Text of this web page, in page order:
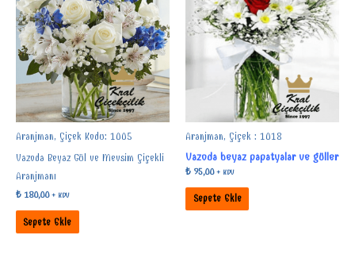
Aranjman, Çiçek Kodu: 1005
Vazoda Beyaz Gül ve Mevsim Çiçekli
Aranjmanı
₺180,00 + KDV
Sepete Ekle
Aranjman, Çiçek : 1018
Vazoda beyaz papatyalar ve güller
₺ 95,00 + KDV
Sepete Ekle